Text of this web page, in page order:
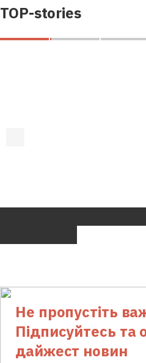
TOP-stories
Не пропустіть
Підписуйтесь та
дайжест новин